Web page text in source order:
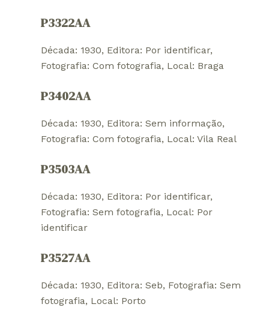
P3322AA
Década: 1930, Editora: Por identificar
Fotografia: Com fotografia, Local: Braga
P3402AA
Década: 1930, Editora: Sem informação
Fotografia: Com fotografia, Local: Vila Real
P3503AA
Década: 1930, Editora: Por identificar
Fotografia: Sem fotografia, Local: Por
identificar
P3527AA
Década: 1930, Editora: Seb, Fotografia: Sem
fotografia, Local: Porto